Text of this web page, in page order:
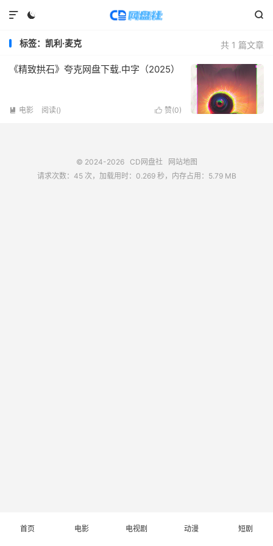
 

共 1 篇文章
标签：凯利·麦克
《精致拱石》夸克网盘下载.中字（2025）
 赞(0)
 电影 阅读()
© 2024-2026 CD网盘社
网站地图
请求次数：45 次，加载用时：0.269 秒，内存占用：5.79 MB
首页 电影 电视剧 动漫 短剧